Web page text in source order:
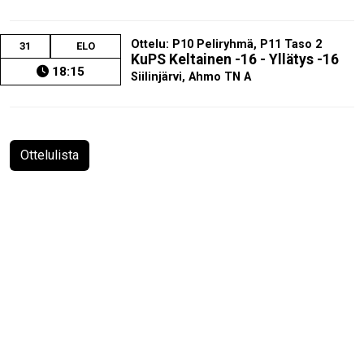
31 ELO
18:15
Ottelu: P10 Peliryhmä, P11 Taso 2
KuPS Keltainen -16 - Yllätys -16
Siilinjärvi, Ahmo TN A
Ottelulista